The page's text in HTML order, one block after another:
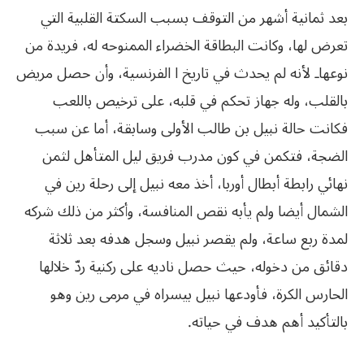
بعد ثمانية أشهر من التوقف بسبب السكتة القلبية التي
تعرض لها، وكانت البطاقة الخضراء الممنوحه له، فريدة من
نوعهاـ لأنه لم يحدث في تاريخ ا الفرنسية، وأن حصل مريض
بالقلب، وله جهاز تحكم في قلبه، على ترخيص باللعب
فكانت حالة نبيل بن طالب الأولى وسابقة، أما عن سبب
الضجة، فتكمن في كون مدرب فريق ليل المتأهل لثمن
نهائي رابطة أبطال أوربا، أخذ معه نبيل إلى رحلة رين في
الشمال أيضا ولم يأبه نقص المنافسة، وأكثر من ذلك شركه
لمدة ربع ساعة، ولم يقصر نبيل وسجل هدفه بعد ثلاثة
دقائق من دخوله، حيث حصل ناديه على ركنية ردّ خلالها
الحارس الكرة، فأودعها نبيل بيسراه في مرمى رين وهو
بالتأكيد أهم هدف في حياته.